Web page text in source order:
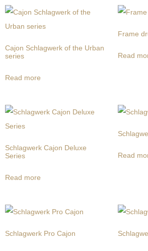
Cajon Schlagwerk of the Urban
series
Read more
Frame
Read
Schlagwerk Cajon Deluxe
Series
Read more
Read
Schlagwerk Pro Cajon